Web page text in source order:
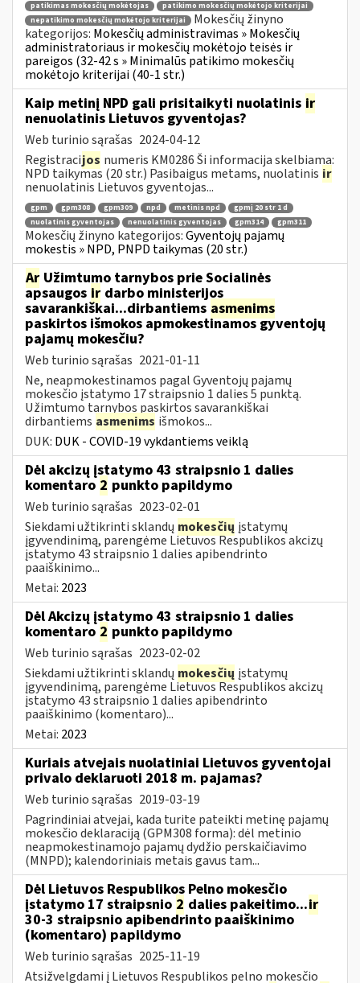
patikimas mokesčių mokėtojas
patikimo mokesčių mokėtojo kriterijai
nepatikimo mokesčių mokėtojo kriterijai
Mokesčių žinyno
kategorijos: Mokesčių administravimas » Mokesčių
administratoriaus ir mokesčių mokėtojo teisės ir
pareigos (32-42 s » Minimalūs patikimo mokesčių
mokėtojo kriterijai (40-1 str.)
Kaip metinį NPD gali prisitaikyti nuolatinis ir
nenuolatinis Lietuvos gyventojas?
Web turinio sąrašas 2024-04-12
Registracijos numeris KM0286 Ši informacija skelbiama:
NPD taikymas (20 str.) Pasibaigus metams, nuolatinis ir
nenuolatinis Lietuvos gyventojas...
gpm gpm308 gpm309 npd metinis npd
gpmį 20 str 1 d
nuolatinis gyventojas
nenuolatinis gyventojas gpm314 gpm311
Mokesčių žinyno kategorijos:Gyventojų pajamų
mokestis » NPD, PNPD taikymas (20 str.)
Ar Užimtumo tarnybos prie Socialinės
apsaugos ir darbo ministerijos
savarankiškai...dirbantiems asmenims
paskirtos išmokos apmokestinamos gyventojų
pajamų mokesčiu?
Web turinio sąrašas 2021-01-11
Ne, neapmokestinamos pagal Gyventojų pajamų
mokesčio įstatymo 17 straipsnio 1 dalies 5 punktą.
Užimtumo tarnybos paskirtos savarankiškai
dirbantiems asmenims išmokos...
DUK: DUK - COVID-19 vykdantiems veiklą
Dėl akcizų įstatymo 43 straipsnio 1 dalies
komentaro 2 punkto papildymo
Web turinio sąrašas 2023-02-01
Siekdami užtikrinti sklandų mokesčių įstatymų
įgyvendinimą, parengėme Lietuvos Respublikos akcizų
įstatymo 43 straipsnio 1 dalies apibendrinto
paaiškinimo...
Metai: 2023
Dėl Akcizų įstatymo 43 straipsnio 1 dalies
komentaro 2 punkto papildymo
Web turinio sąrašas 2023-02-02
Siekdami užtikrinti sklandų mokesčių įstatymų
įgyvendinimą, parengėme Lietuvos Respublikos akcizų
įstatymo 43 straipsnio 1 dalies apibendrinto
paaiškinimo (komentaro)...
Metai: 2023
Kuriais atvejais nuolatiniai Lietuvos gyventojai
privalo deklaruoti 2018 m. pajamas?
Web turinio sąrašas 2019-03-19
Pagrindiniai atvejai, kada turite pateikti metinę pajamų
mokesčio deklaraciją (GPM308 forma): dėl metinio
neapmokestinamojo pajamų dydžio perskaičiavimo
(MNPD); kalendoriniais metais gavus tam...
Dėl Lietuvos Respublikos Pelno mokesčio
įstatymo 17 straipsnio 2 dalies pakeitimo...ir
30-3 straipsnio apibendrinto paaiškinimo
(komentaro) papildymo
Web turinio sąrašas 2025-11-19
Atsižvelgdami į Lietuvos Respublikos pelno mokesčio